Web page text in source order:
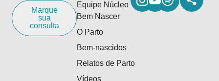
Marque
sua
consulta
Equipe Núcleo
Bem Nascer
O Parto
Bem-nascidos
Relatos de Parto
Vídeos